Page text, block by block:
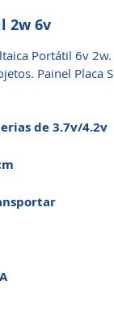
2w 6v
Portátil 6v
Painel Placa
de 3.7v/4.2v